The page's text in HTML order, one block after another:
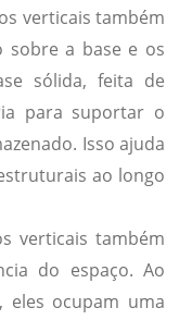
verticais também
sobre a base e os
sólida, feita de
para suportar o
Isso ajuda
ao longo
verticais também
do espaço. Ao
eles ocupam uma